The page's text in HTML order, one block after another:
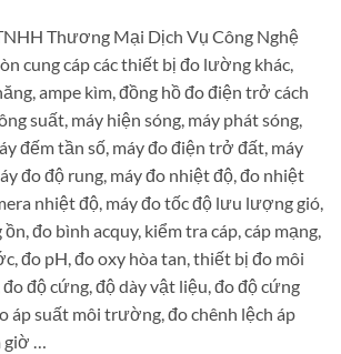
Thương Mại Dịch Vụ Công Nghệ
cung cáp các thiết bị đo lường khác,
ampe kìm, đồng hồ đo điện trở cách
suất, máy hiện sóng, máy phát sóng,
đếm tần số, máy đo điện trở đất, máy
đo độ rung, máy đo nhiệt độ, đo nhiệt
nhiệt độ, máy đo tốc độ lưu lượng gió,
đo bình acquy, kiểm tra cáp, cáp mạng,
đo pH, đo oxy hòa tan, thiết bị đo môi
độ cứng, độ dày vật liệu, đo độ cứng
áp suất môi trường, đo chênh lệch áp
giờ …